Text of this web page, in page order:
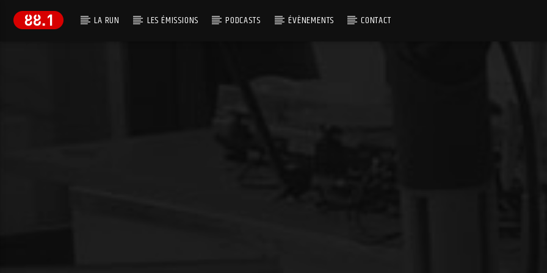
LA RUN LES ÉMISSIONS PODCASTS ÉVÈNEMENTS CONTACT